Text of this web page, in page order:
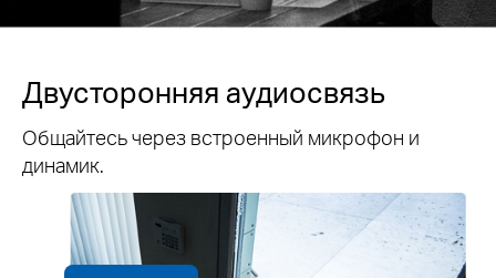
Двусторонняя аудиосвязь
Общайтесь через встроенный микрофон и
динамик.